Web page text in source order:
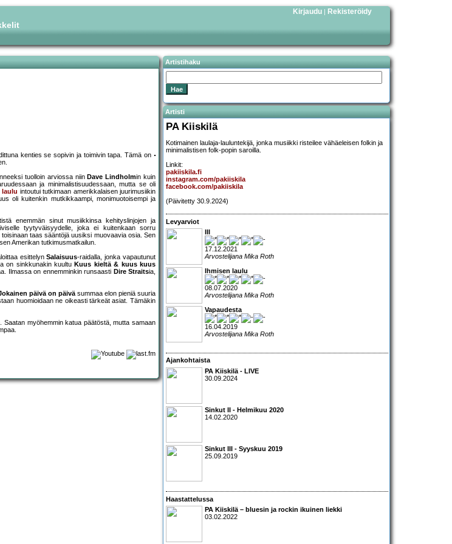
Kirjaudu | Rekisteröidy
kenties se sopivin ja toimivin tapa. Tämä on
tuolloin arviossa niin Dave Lindholmin kuin
ja minimalistisuudessaan, mutta se oli
laulu intoutui tutkimaan amerikkalaisen juurimusiikin
oli kuitenkin mutkikkaampi, monimuotoisempi ja
enemmän sinut musiikkinsa kehityslinjojen ja
tyytyväisyydelle, joka ei kuitenkaan sorru
taas sääntöjä uusiksi muovaavia osia. Sen
Amerikan tutkimusmatkailun.
esittelynSalaisuus-raidalla, jonka vapautunut
on sinkkunakin kuultu Kuus kieltä & kuus kuus
Ilmassa on ennemminkin runsaasti Dire Straitsia,
päivä on päiväsummaa elon pieniä suuria
huomioidaan ne oikeasti tärkeät asiat. Tämäkin
Saatan myöhemmin katua päätöstä, mutta samaan
Artistihaku
Artisti
PA Kiiskilä
Kotimainen laulaja-lauluntekijä, jonka musiikki risteilee vähäeleisen folkin ja
minimalistisen folk-popin saroilla.
Linkit:
pakiiskila.fi
instagram.com/pakiiskila
facebook.com/pakiiskila
(Päivitetty 30.9.2024)
Levyarviot
III
17.12.2021
Arvostelijana Mika Roth
Ihmisen laulu
08.07.2020
Arvostelijana Mika Roth
Vapaudesta
16.04.2019
Arvostelijana Mika Roth
Ajankohtaista
PA Kiiskilä - LIVE
30.09.2024
Sinkut II - Helmikuu 2020
14.02.2020
Sinkut III - Syyskuu 2019
25.09.2019
Haastattelussa
PA Kiiskilä – bluesin ja rockin ikuinen liekki
03.02.2022